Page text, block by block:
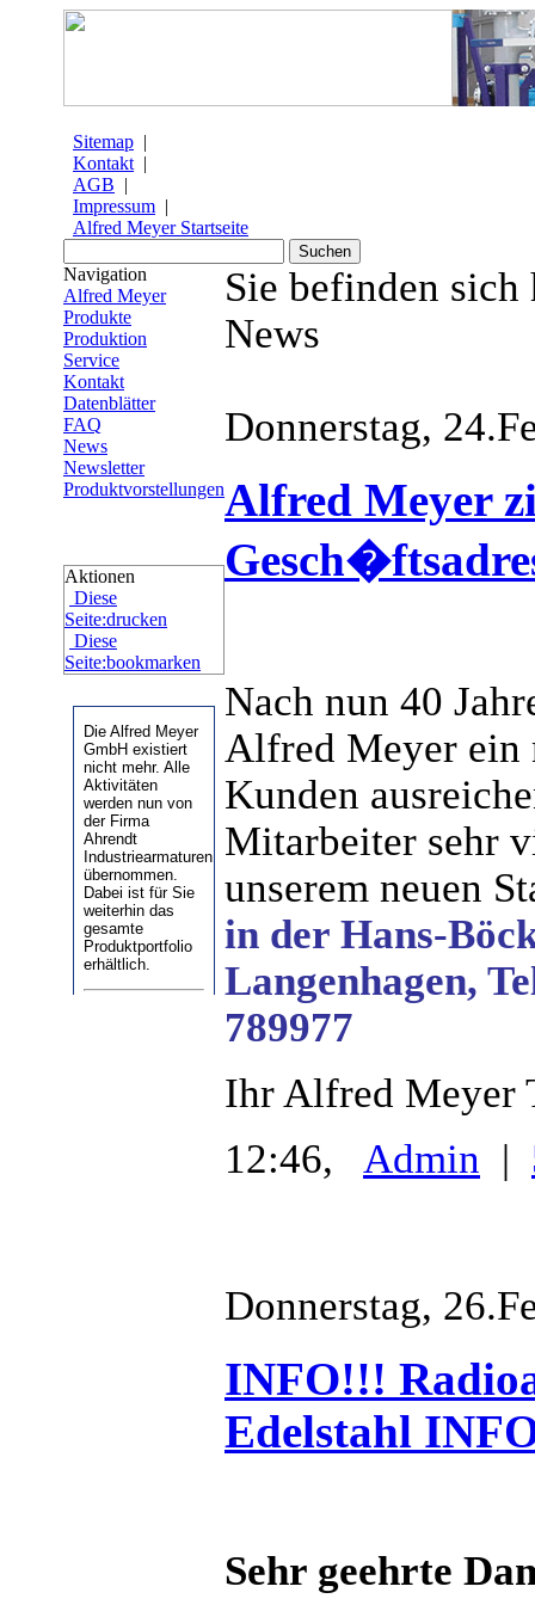
Sitemap |
Kontakt |
AGB |
Impressum |
Alfred Meyer Startseite
Navigation
Alfred Meyer
Produkte
Produktion
Service
Kontakt
Datenblätter
FAQ
News
Newsletter
Produktvorstellungen
Aktionen
Diese
Seite:drucken
Diese
Seite:bookmarken
Sie befinden
News
Donnerstag,
Alfred Meyer
Nach nun 40
Alfred Meyer ein
Kunden
Mitarbeiter sehr
unserem neuen
in der Hans-
Langenhagen,
789977
Ihr Alfred Meyer
12:46, Admin |
Donnerstag,
INFO!!!
Edelstahl
Sehr geehrte